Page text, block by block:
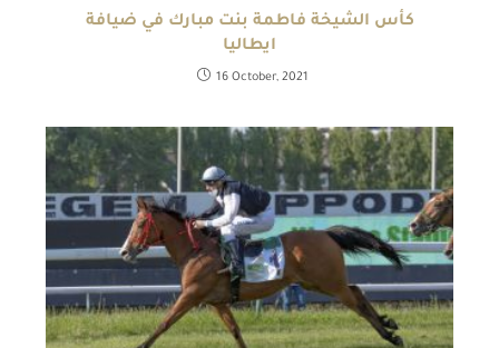
كأس الشيخة فاطمة بنت مبارك في ضيافة
ايطاليا
16 October, 2021